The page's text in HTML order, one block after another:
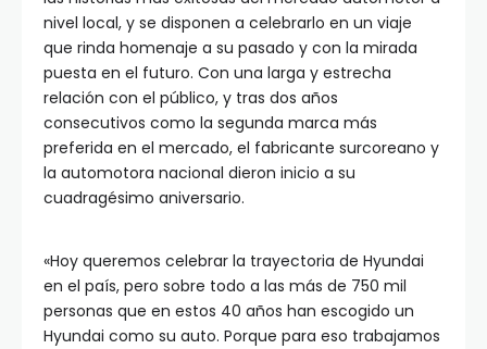
nivel local, y se disponen a celebrarlo en un viaje
que rinda homenaje a su pasado y con la mirada
puesta en el futuro. Con una larga y estrecha
relación con el público, y tras dos años
consecutivos como la segunda marca más
preferida en el mercado, el fabricante surcoreano y
la automotora nacional dieron inicio a su
cuadragésimo aniversario.
«Hoy queremos celebrar la trayectoria de Hyundai
en el país, pero sobre todo a las más de 750 mil
personas que en estos 40 años han escogido un
Hyundai como su auto. Porque para eso trabajamos